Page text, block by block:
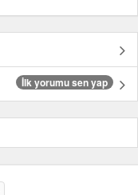
İlk yorumu sen yap